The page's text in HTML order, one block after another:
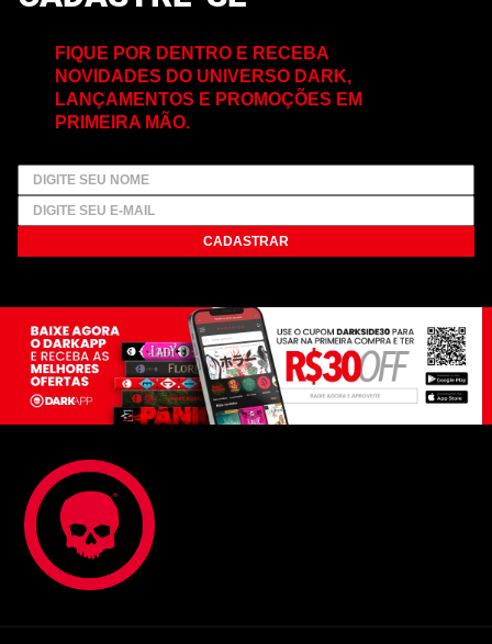
FIQUE POR DENTRO E RECEBA
NOVIDADES DO UNIVERSO DARK,
LANÇAMENTOS E PROMOÇÕES EM
PRIMEIRA MÃO.
CADASTRAR